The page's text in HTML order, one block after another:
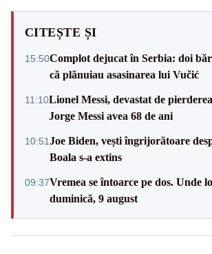
CITEȘTE ȘI
15:50Complot dejucat în Serbia: doi
că plănuiau asasinarea lui Vučić
11:10Lionel Messi, devastat de
Jorge Messi avea 68 de ani
10:51Joe Biden, vești îngrijorătoare
Boala s-a extins
09:37Vremea se întoarce pe dos. Unde
duminică, 9 august